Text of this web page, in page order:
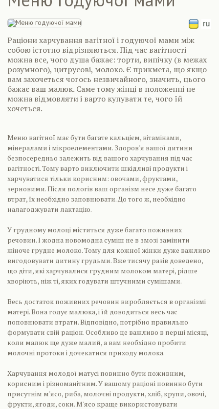
Раціони харчування вагітної і годуючої мами між
собою істотно відрізняються. Під час вагітності
можна все, чого душа бажає: торти, випічку (в межах
розумного), цитрусові, молоко. Є прикмета, що якщо
вам захочеться чогось незвичайного, значить, цього
бажає ваш малюк. Саме тому жінці в положенні не
можна відмовляти і варто купувати те, чого їй
хочеться.
Меню вагітної має бути багате кальцієм, вітамінами,
мінералами і мікроелементами. Здоров'я вашої дитини
безпосередньо залежить від вашого харчування під час
вагітності. Тому варто виключити шкідливі продукти і
харчуватися тільки корисним: овочами, фруктами,
зерновими. Після пологів ваш організм несе дуже багато
втрат, їх необхідно заповнювати. До того ж, необхідно
налагоджувати лактацію.
У грудному молоці міститься дуже багато поживних
речовин. І жодна новомодна суміш не в змозі замінити
жіноче грудне молоко. Тому для кожної жінки дуже важливо
вигодовувати дитину грудьми. Вже тисячу разів доведено,
що діти, які харчувалися грудним молоком матері, рідше
хворіють, ніж ті, яких годувати штучними сумішами.
Весь достаток поживних речовин виробляється в організмі
матері. Вона годує малюка, і їй доводиться весь час
поповнювати втрати. Відповідно, потрібно правильно
формувати свій раціон. Особливо це важливо в перші місяці,
коли малюк ще дуже малий, а вам необхідно пробити
молочні протоки і дочекатися приходу молока.
Харчування молодої матусі повинно бути поживним,
корисним і різноманітним. У вашому раціоні повинно бути
присутнім м'ясо, риба, молочні продукти, хліб, крупи, овочі,
фрукти, ягоди, соки. М'ясо краще використовувати